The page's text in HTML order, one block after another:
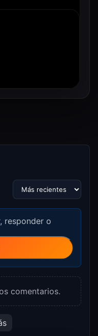
responder o
comentarios.